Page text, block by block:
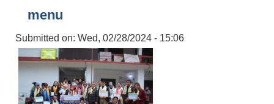
menu
Submitted on: Wed, 02/28/2024 - 15:06